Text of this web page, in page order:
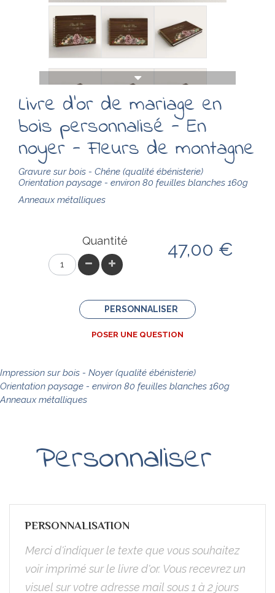
Livre d'or de mariage en
bois personnalisé - En
noyer - Fleurs de montagne
Gravure sur bois - Chêne (qualité ébénisterie)
Orientation paysage - environ 80 feuilles blanches 160g
Anneaux métalliques
Quantité 47,00 €
PERSONNALISER
POSER UNE QUESTION
Impression sur bois - Noyer (qualité ébénisterie)
Orientation paysage - environ 80 feuilles blanches 160g
Anneaux métalliques
Personnaliser
PERSONNALISATION